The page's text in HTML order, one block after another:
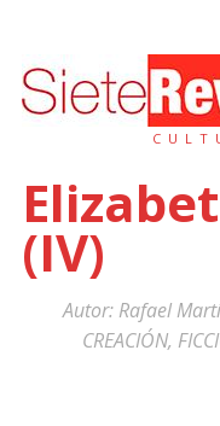
(IV)
Autor: Rafael
CREACIÓN,